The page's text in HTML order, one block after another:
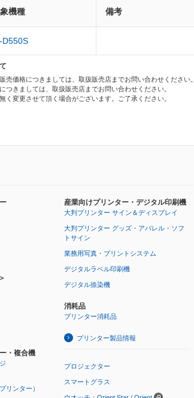
機種 備考
D550S
売価格につきましては、取扱販売店までお問い合わせください。
つきましては、取扱販売店までお問い合わせください。
く変更させて頂く場合がございます。ご了承ください。
・複合機
リンター）
産業向けプリンター・デジタル印刷機
大判プリンター サイン＆ディスプレイ
大判プリンター グッズ・アパレル・ソフ
トサイン
業務用写真・プリントシステム
デジタルラベル印刷機
デジタル捺染機
消耗品
プリンター消耗品
プリンター製品情報
プロジェクター
スマートグラス